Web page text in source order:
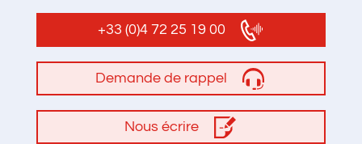
+33 (0)4 72 25 19 00
Demande de rappel
Nous écrire